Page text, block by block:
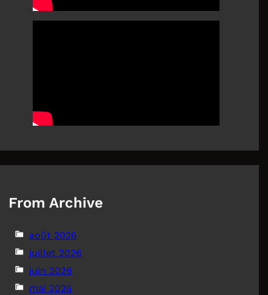
From Archive
août 2026
juillet 2026
juin 2026
mai 2026